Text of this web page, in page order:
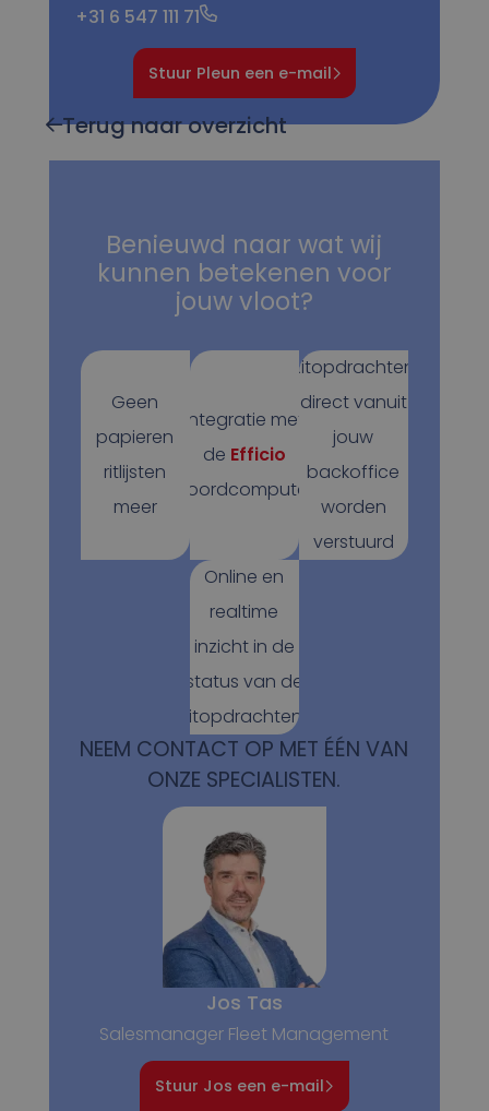
+31 6 547 111 71
Stuur Pleun een e-mail
Terug naar overzicht
Benieuwd naar wat wij
kunnen betekenen voor
jouw vloot?
Geen
papieren
ritlijsten
meer
Integratie met
de Efficio
boordcomputer
Ritopdrachten
direct vanuit
jouw
backoffice
worden
verstuurd
Online en
realtime
inzicht in de
status van de
ritopdrachten.
NEEM CONTACT OP MET ÉÉN VAN
ONZE SPECIALISTEN.
Jos Tas
Salesmanager Fleet Management
Stuur Jos een e-mail